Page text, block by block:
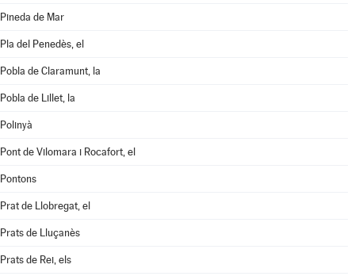
Pineda de Mar
Pla del Penedès, el
Pobla de Claramunt, la
Pobla de Lillet, la
Polinyà
Pont de Vilomara i Rocafort, el
Pontons
Prat de Llobregat, el
Prats de Lluçanès
Prats de Rei, els